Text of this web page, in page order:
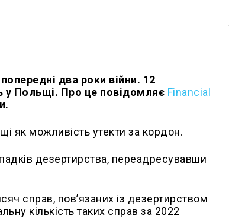
два роки війни. 12
у Польщі. Про це повідомляє Financial
як можливість утекти за кордон.
дезертирства, переадресувавши
справ, пов’язаних із дезертирством
кількість таких справ за 2022